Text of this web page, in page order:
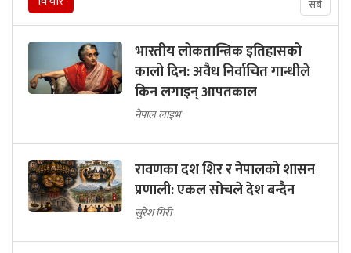
सबै
भारतीय लोकतान्त्रिक इतिहासको
कालो दिन: अवैध निर्वाचित गान्धीले
किन लगाइन् आपतकाल
नेपाल लाइभ
रावणका दश शिर र नेपालको शासन
प्रणाली: एकल सोचले देश बन्दैन
सुरेश गिरी